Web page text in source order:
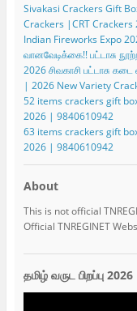
Sivakasi Crackers Gift
Crackers |CRT
Indian Fireworks Expo
வானவேடிக்கை!! பட்டாசு
2026 சிவகாசி பட்டாசு
| 2026 New Variety
52 items crackers gift
2026 | 9840610942
63 items crackers gift
2026 | 9840610942
About
This is not official
Official TNREGINET
தமிழ் வருட பிறப்பு 2026